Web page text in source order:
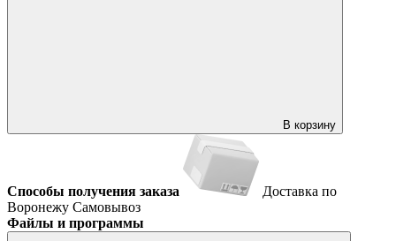
В корзину
Способы получения заказа
Доставка по
Воронежу Самовывоз
Файлы и программы